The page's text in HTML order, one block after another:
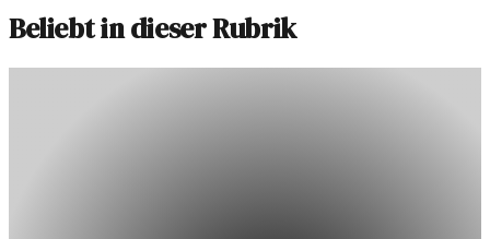
Beliebt in dieser Rubrik